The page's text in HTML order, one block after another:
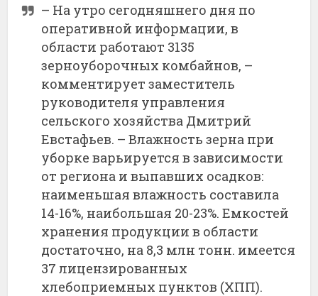
– На утро сегодняшнего дня по
оперативной информации, в
области работают 3135
зерноуборочных комбайнов, –
комментирует заместитель
руководителя управления
сельского хозяйства Дмитрий
Евстафьев. – Влажность зерна при
уборке варьируется в зависимости
от региона и выпавших осадков:
наименьшая влажность составила
14-16%, наибольшая 20-23%. Емкостей
хранения продукции в области
достаточно, на 8,3 млн тонн. имеется
37 лицензированных
хлебоприемных пунктов (ХПП).